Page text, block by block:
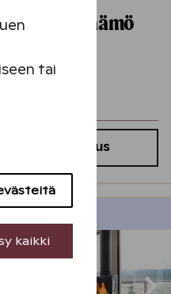
Kehräämö
kohteeseen
Katso saatavuus
tai
kaikki